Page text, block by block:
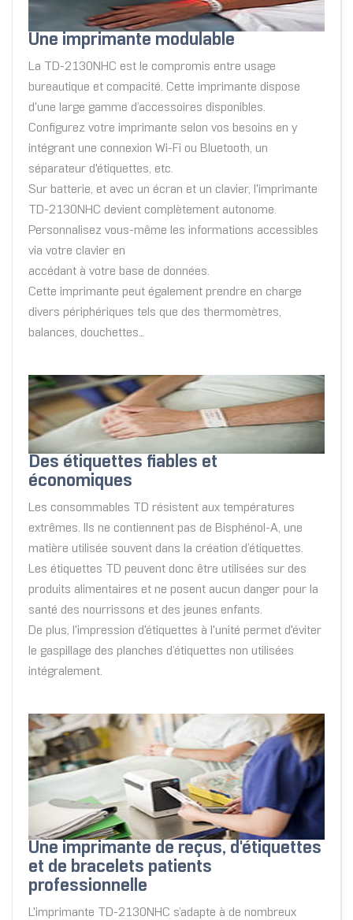
Une imprimante modulable
La TD-2130NHC est le compromis entre usage
bureautique et compacité. Cette imprimante dispose
d'une large gamme d’accessoires disponibles.
Configurez votre imprimante selon vos besoins en y
intégrant une connexion Wi-Fi ou Bluetooth, un
séparateur d'étiquettes, etc.
Sur batterie, et avec un écran et un clavier, l'imprimante
TD-2130NHC devient complètement autonome.
Personnalisez vous-même les informations accessibles
via votre clavier en
accédant à votre base de données.
Cette imprimante peut également prendre en charge
divers périphériques tels que des thermomètres,
balances, douchettes…
Des étiquettes fiables et
économiques
Les consommables TD résistent aux températures
extrêmes. Ils ne contiennent pas de Bisphénol-A, une
matière utilisée souvent dans la création d’étiquettes.
Les étiquettes TD peuvent donc être utilisées sur des
produits alimentaires et ne posent aucun danger pour la
santé des nourrissons et des jeunes enfants.
De plus, l'impression d'étiquettes à l'unité permet d'éviter
le gaspillage des planches d’étiquettes non utilisées
intégralement.
Une imprimante de reçus, d'étiquettes
et de bracelets patients
professionnelle
L'imprimante TD-2130NHC s’adapte à de nombreux